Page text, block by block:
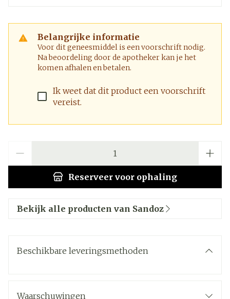
Belangrijke informatie
Voor dit geneesmiddel is een voorschrift nodig.
Na beoordeling door de apotheker kan je het
komen afhalen en betalen.
Ik weet dat dit product een voorschrift
vereist.
Reserveer voor ophaling
Bekijk alle producten van Sandoz
Beschikbare leveringsmethoden
Waarschuwingen